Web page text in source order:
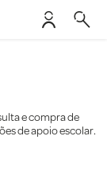
e compra de
de apoio escolar.